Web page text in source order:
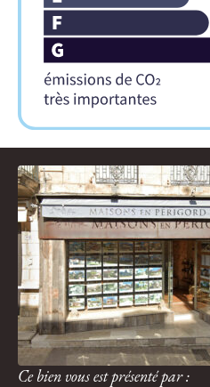
Ce bien vous est présenté par :